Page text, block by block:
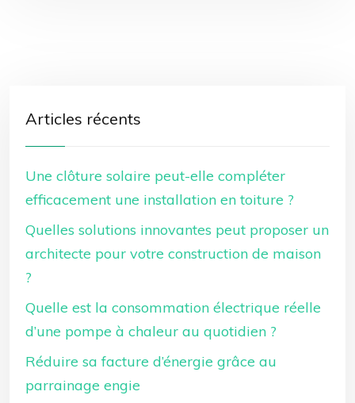
Articles récents
Une clôture solaire peut-elle compléter
efficacement une installation en toiture ?
Quelles solutions innovantes peut proposer un
architecte pour votre construction de maison
?
Quelle est la consommation électrique réelle
d’une pompe à chaleur au quotidien ?
Réduire sa facture d’énergie grâce au
parrainage engie